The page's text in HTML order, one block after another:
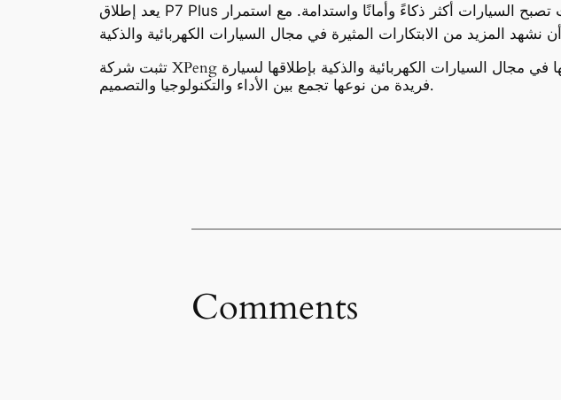
يعد إطلاق P7 Plus علامة فارقة في تاريخ صناعة السيارات. فهي تمثل المستقبل الذي نتطلع إليه، حيث تصبح السيارات أكثر ذكاءً وأمانًا واستدامة. مع استمرار
تثبت شركة XPeng مرة أخرى ريادتها في مجال السيارات الكهربائية والذكية بإطلاقها لسيارة P7 Plus،. هذه السيارة ليست مجرد وسيلة للتنقل، بل هي تجربة قيادة
فريدة من نوعها تجمع بين الأداء والتكنولوجيا والتصميم.
Comments